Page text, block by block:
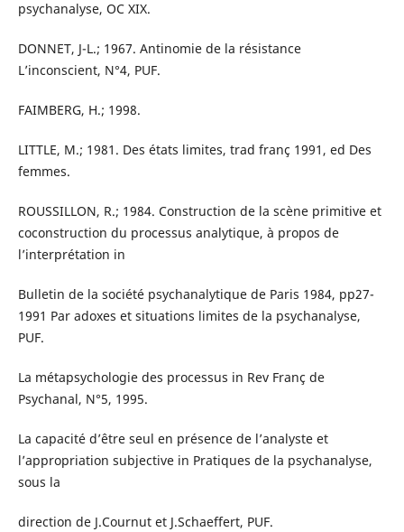
psychanalyse, OC XIX.
DONNET, J-L.; 1967. Antinomie de la résistance
L’inconscient, N°4, PUF.
FAIMBERG, H.; 1998.
LITTLE, M.; 1981. Des états limites, trad franç 1991, ed Des
femmes.
ROUSSILLON, R.; 1984. Construction de la scène primitive et
coconstruction du processus analytique, à propos de
l’interprétation in
Bulletin de la société psychanalytique de Paris 1984, pp27-
1991 Par adoxes et situations limites de la psychanalyse,
PUF.
La métapsychologie des processus in Rev Franç de
Psychanal, N°5, 1995.
La capacité d’être seul en présence de l’analyste et
l’appropriation subjective in Pratiques de la psychanalyse,
sous la
direction de J.Cournut et J.Schaeffert, PUF.